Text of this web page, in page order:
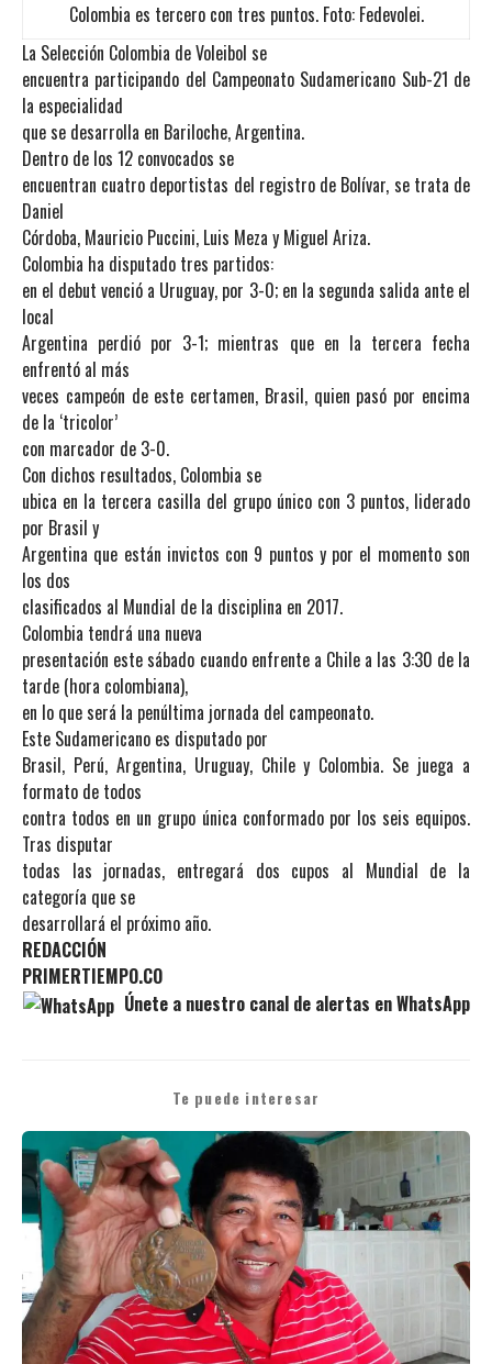
Colombia es tercero con tres puntos. Foto: Fedevolei.
La Selección Colombia de Voleibol se
encuentra participando del Campeonato Sudamericano Sub-21 de
la especialidad
que se desarrolla en Bariloche, Argentina.
Dentro de los 12 convocados se
encuentran cuatro deportistas del registro de Bolívar, se trata de
Daniel
Córdoba, Mauricio Puccini, Luis Meza y Miguel Ariza.
Colombia ha disputado tres partidos:
en el debut venció a Uruguay, por 3-0; en la segunda salida ante el
local
Argentina perdió por 3-1; mientras que en la tercera fecha
enfrentó al más
veces campeón de este certamen, Brasil, quien pasó por encima
de la ‘tricolor’
con marcador de 3-0.
Con dichos resultados, Colombia se
ubica en la tercera casilla del grupo único con 3 puntos, liderado
por Brasil y
Argentina que están invictos con 9 puntos y por el momento son
los dos
clasificados al Mundial de la disciplina en 2017.
Colombia tendrá una nueva
presentación este sábado cuando enfrente a Chile a las 3:30 de la
tarde (hora colombiana),
en lo que será la penúltima jornada del campeonato.
Este Sudamericano es disputado por
Brasil, Perú, Argentina, Uruguay, Chile y Colombia. Se juega a
formato de todos
contra todos en un grupo única conformado por los seis equipos.
Tras disputar
todas las jornadas, entregará dos cupos al Mundial de la
categoría que se
desarrollará el próximo año.
REDACCIÓN
PRIMERTIEMPO.CO
Únete a nuestro canal de alertas en WhatsApp
Te puede interesar